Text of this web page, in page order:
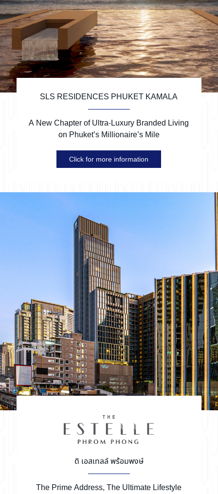
SLS RESIDENCES PHUKET KAMALA
A New Chapter of Ultra-Luxury Branded Living
on Phuket’s Millionaire’s Mile
Click for more information
ดิ เอสเทลล์ พร้อมพงษ์
The Prime Address,The Ultimate Lifestyle